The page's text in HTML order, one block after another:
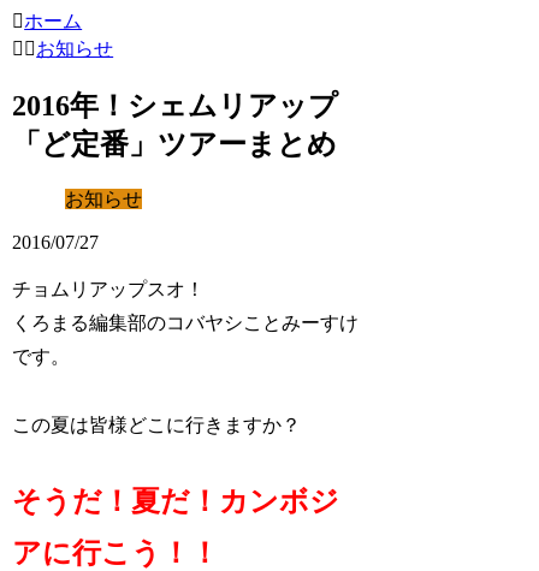
ホーム
お知らせ
2016年！シェムリアップ
「ど定番」ツアーまとめ
お知らせ
2016/07/27
チョムリアップスオ！
くろまる編集部のコバヤシことみーすけ
です。
この夏は皆様どこに行きますか？
そうだ！夏だ！カンボジ
アに行こう！！